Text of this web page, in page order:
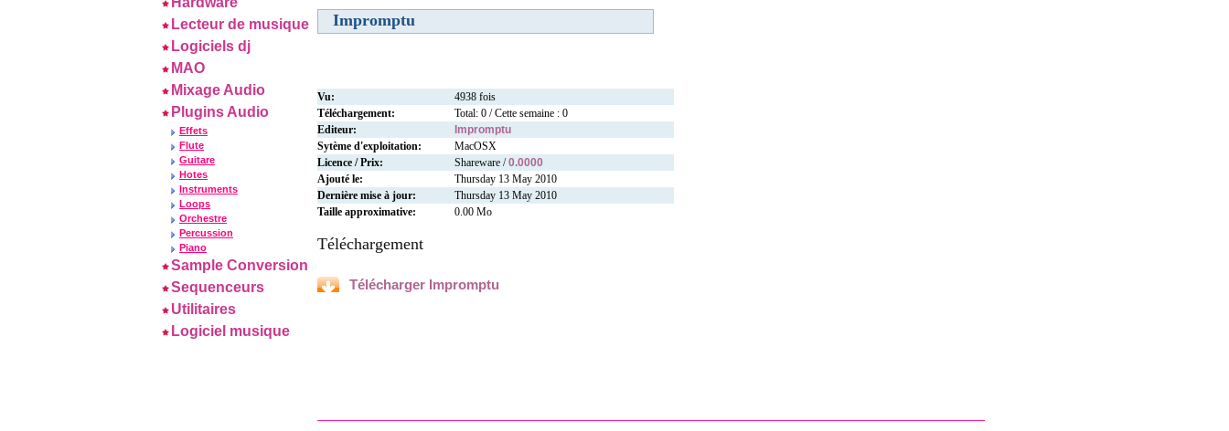
Lecteur de musique
Logiciels dj
MAO
Mixage Audio
Plugins Audio
Effets
Flute
Guitare
Hotes
Instruments
Loops
Orchestre
Percussion
Piano
Sample Conversion
Sequenceurs
Utilitaires
Logiciel musique
Impromptu
Vu:
4938 fois
Téléchargement:
Total: 0 / Cette semaine : 0
Editeur:
Impromptu
Sytème d'exploitation:
MacOSX
Licence / Prix:
Shareware /0.0000
Ajouté le:
Thursday 13 May 2010
Dernière mise à jour:
Thursday 13 May 2010
Taille approximative:
0.00 Mo
Téléchargement
Télécharger Impromptu